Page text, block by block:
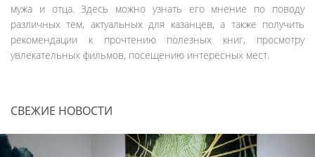
мужа и отца. Здесь можно узнать его мнение по поводу
различных тем, актуальных для казанцев, а также получить
рекомендации к прочтению полезных книг, просмотру
увлекательных фильмов, посещению интересных мест.
СВЕЖИЕ НОВОСТИ